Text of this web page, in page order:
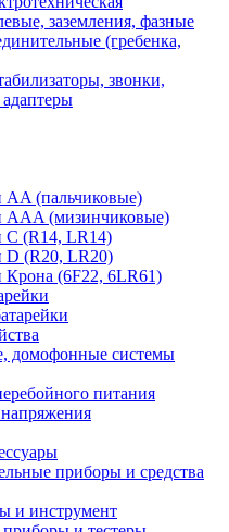
заземления, фазные
(гребенка,
звонки,
AA (пальчиковые)
AAA (мизинчиковые)
C (R14, LR14)
D (R20, LR20)
Крона (6F22, 6LR61)
домофонные системы
питания
приборы и средства
и инструмент